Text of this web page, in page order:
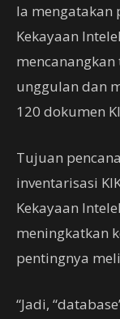
Ia mengatakan
Kekayaan
unggulan dan
120 dokumen
Tujuan
inventarisasi
Kekayaan
meningkatkan
pentingnya
“Jadi,